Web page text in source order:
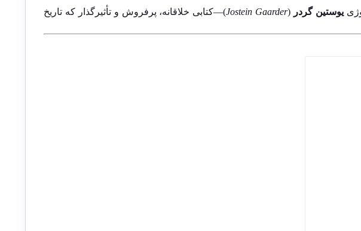
یوستین گردر (
Jostein Gaarder)—کتابی خلاقانه، پرفروش و تأثیرگذار که تاریخ